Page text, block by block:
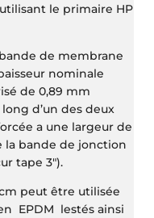
le primaire HP
de membrane
nominale
de 0,89 mm
d’un des deux
a une largeur de
la bande de jonction
tape 3″).
peut être utilisée
EPDM lestés ainsi